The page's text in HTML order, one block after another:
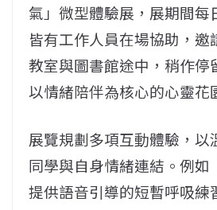
氣」微型體驗展，展期間每
皆有工作人員在場協助，邀
教室與圖書館途中，稍作停
以情緒陪伴為核心的心靈花
展覽規劃多項互動體驗，以
同學與自身情緒連結。例如
提供語音引導的短暫呼吸練